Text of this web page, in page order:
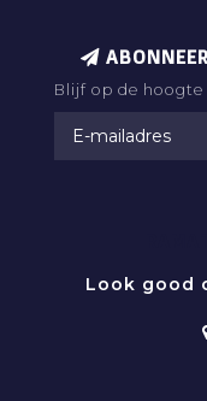
Blijf op de
Look good